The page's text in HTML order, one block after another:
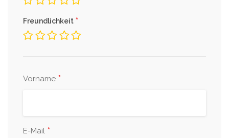
Freundlichkeit *
Vorname *
E-Mail *